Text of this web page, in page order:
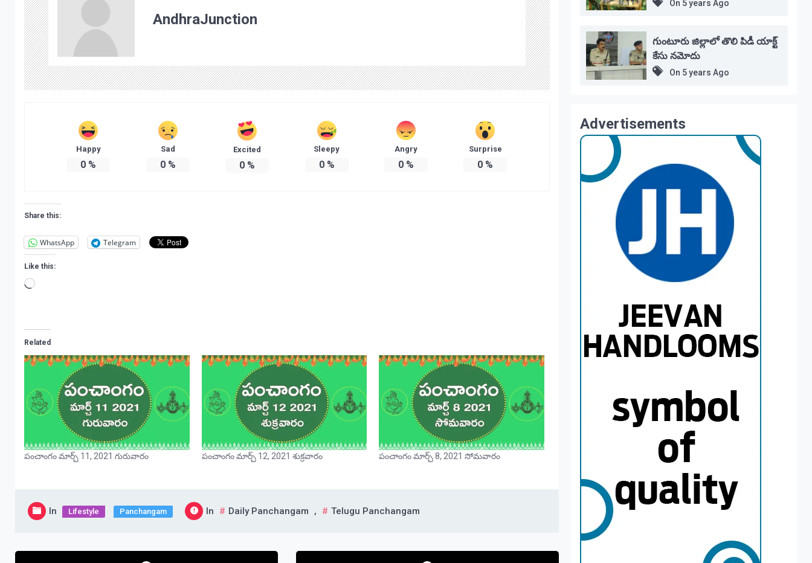
AndhraJunction
Happy
0 %
Sad
0%
Excited
0 %
Sleepy
0%
Angry
0%
Surprise
0 %
Share this:
WhatsApp Telegram
Like this:
Loading…
Related
పంచాంగం మార్చ్ 11, 2021 గురువారం పంచాంగం మార్చ్ 12, 2021 శుక్రవారం పంచాంగం మార్చ్ 8, 2021 సోమవారం
In Lifestyle Panchangam In Daily Panchangam , Telugu Panchangam
Post
On 5 years Ago
గుంటూరు జిల్లాలో తొలి పిడీ యాక్ట్
కేసు నమోదు
On 5 years Ago
Advertisements